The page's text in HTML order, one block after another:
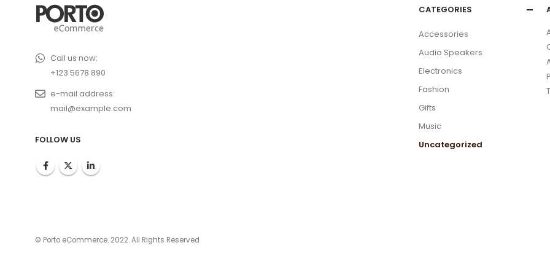
Call us now:
+123 5678 890
e-mail address:
mail@example.com
FOLLOW US
CATEGORIES
Accessories
Audio Speakers
Electronics
Fashion
Gifts
Music
Uncategorized
© Porto eCommerce. 2022. All Rights Reserved